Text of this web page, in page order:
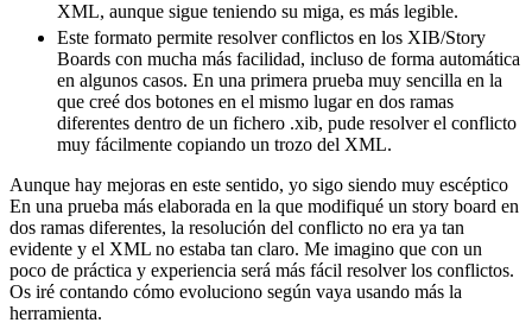
XML, aunque sigue teniendo su miga, es más legible.
Este formato permite resolver conflictos en los XIB/Story
Boards con mucha más facilidad, incluso de forma automática
en algunos casos. En una primera prueba muy sencilla en la
que creé dos botones en el mismo lugar en dos ramas
diferentes dentro de un fichero .xib, pude resolver el conflicto
muy fácilmente copiando un trozo del XML.
Aunque hay mejoras en este sentido, yo sigo siendo muy escéptico
En una prueba más elaborada en la que modifiqué un story board en
dos ramas diferentes, la resolución del conflicto no era ya tan
evidente y el XML no estaba tan claro. Me imagino que con un
poco de práctica y experiencia será más fácil resolver los conflictos.
Os iré contando cómo evoluciono según vaya usando más la
herramienta.